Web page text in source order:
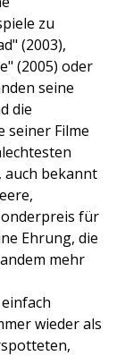
zu
(2003),
(2005) oder
seine
die
seiner Filme
auch bekannt
für
Ehrung, die
mehr
wieder als